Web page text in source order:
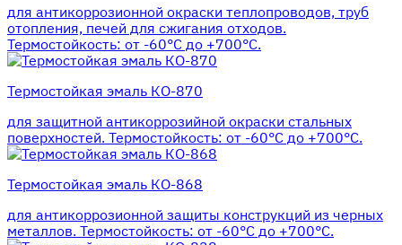
для антикоррозионной окраски теплопроводов, труб
отопления, печей для сжигания отходов.
Термостойкость: от -60°С до +700°С.
Термостойкая эмаль КО-870
для защитной антикоррозийной окраски стальных
поверхностей. Термостойкость: от -60°С до +700°С.
Термостойкая эмаль КО-868
для антикоррозионной защиты конструкций из черных
металлов. Термостойкость: от -60°С до +700°С.